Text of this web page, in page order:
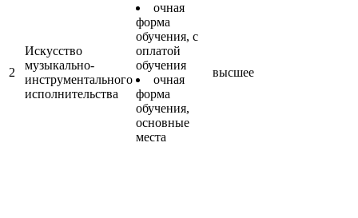
2
Искусство
музыкально-
инструментального
исполнительства
очная
форма
обучения, с
оплатой
обучения
очная
форма
обучения,
основные
места
высшее